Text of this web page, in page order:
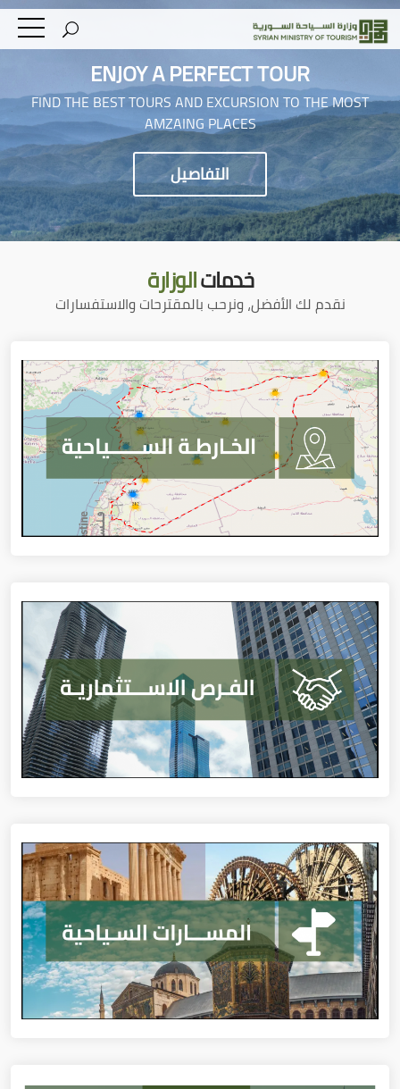
ENJOY A PERFECT TOUR
FIND THE BEST TOURS AND EXCURSION TO THE MOST
AMZAING PLACES
التفاصيل
خدماتالوزارة
نقدم لك الأفضل، ونرحب بالمقترحات والاستفسارات